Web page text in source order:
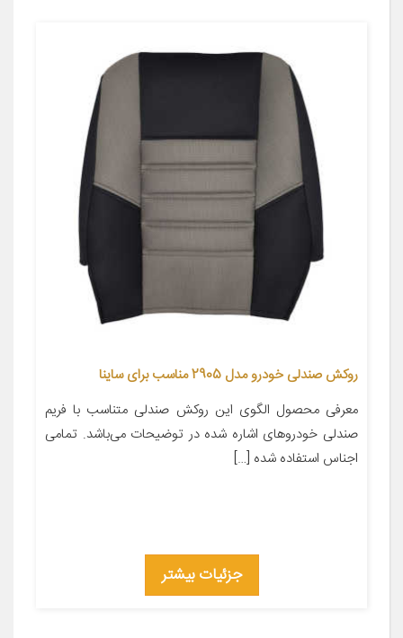
روکش صندلی خودرو مدل 2905 مناسب برای ساینا
معرفی محصول الگوی این روکش صندلی متناسب با فریم
صندلی خودروهای اشاره شده در توضیحات می‌باشد. تمامی
اجناس استفاده شده […]
جزئیات بیشتر